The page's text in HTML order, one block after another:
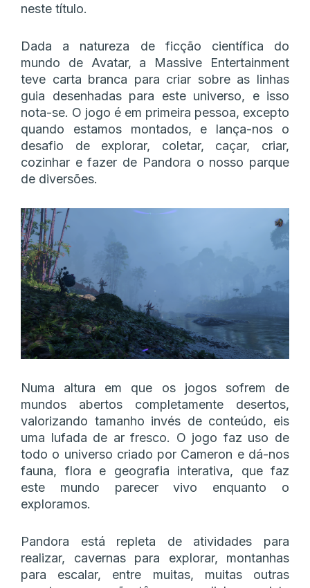
neste título.
Dada a natureza de ficção científica do
mundo de Avatar, a Massive Entertainment
teve carta branca para criar sobre as linhas
guia desenhadas para este universo, e isso
nota-se. O jogo é em primeira pessoa, excepto
quando estamos montados, e lança-nos o
desafio de explorar, coletar, caçar, criar,
cozinhar e fazer de Pandora o nosso parque
de diversões.
Numa altura em que os jogos sofrem de
mundos abertos completamente desertos,
valorizando tamanho invés de conteúdo, eis
uma lufada de ar fresco. O jogo faz uso de
todo o universo criado por Cameron e dá-nos
fauna, flora e geografia interativa, que faz
este mundo parecer vivo enquanto o
exploramos.
Pandora está repleta de atividades para
realizar, cavernas para explorar, montanhas
para escalar, entre muitas, muitas outras